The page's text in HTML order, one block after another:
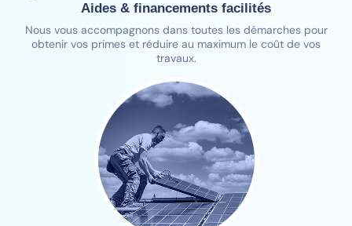
Aides & financements facilités
Nous vous accompagnons dans toutes les démarches pour
obtenir vos primes et réduire au maximum le coût de vos
travaux.